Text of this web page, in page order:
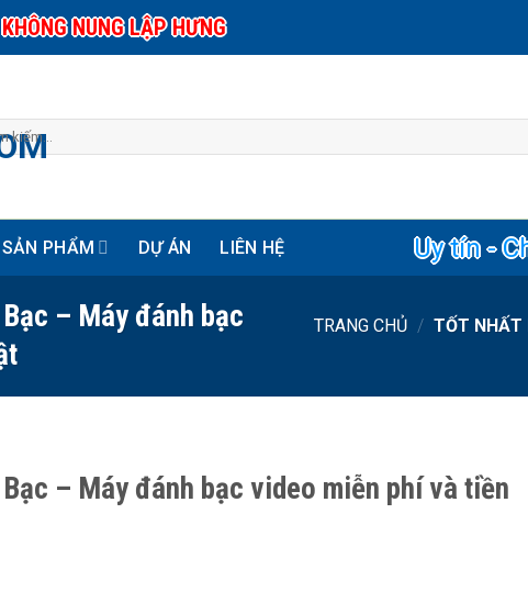
NUNG LẬP HƯNG
SẢN PHẨM DỰ ÁN LIÊN HỆ Uy tín -
– Máy đánh bạc
TRANG CHỦ / TỐT NHẤT
– Máy đánh bạc video miễn phí và tiền